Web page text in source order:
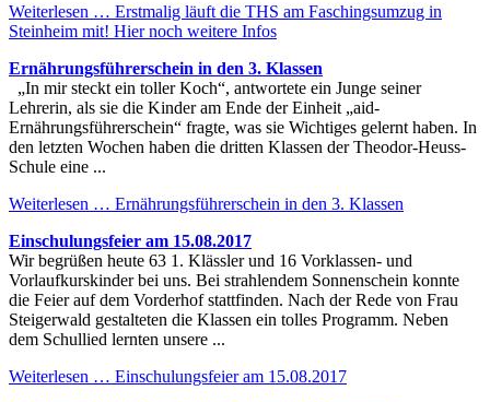
Weiterlesen … Erstmalig läuft die THS am Faschingsumzug in
Steinheim mit! Hier noch weitere Infos
Ernährungsführerschein in den 3. Klassen
„In mir steckt ein toller Koch“, antwortete ein Junge seiner
Lehrerin, als sie die Kinder am Ende der Einheit „aid-
Ernährungsführerschein“ fragte, was sie Wichtiges gelernt haben. In
den letzten Wochen haben die dritten Klassen der Theodor-Heuss-
Schule eine ...
Weiterlesen … Ernährungsführerschein in den 3. Klassen
Einschulungsfeier am 15.08.2017
Wir begrüßen heute 63 1. Klässler und 16 Vorklassen- und
Vorlaufkurskinder bei uns. Bei strahlendem Sonnenschein konnte
die Feier auf dem Vorderhof stattfinden. Nach der Rede von Frau
Steigerwald gestalteten die Klassen ein tolles Programm. Neben
dem Schullied lernten unsere ...
Weiterlesen … Einschulungsfeier am 15.08.2017